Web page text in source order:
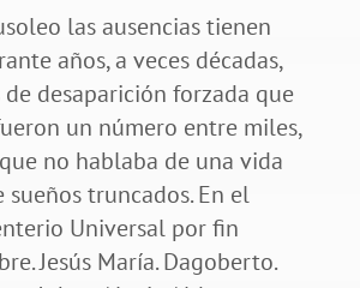
las ausencias tienen
años, a veces décadas,
desaparición forzada que
un número entre miles,
no hablaba de una vida
sueños truncados. En el
Universal por fin
Jesús María. Dagoberto.